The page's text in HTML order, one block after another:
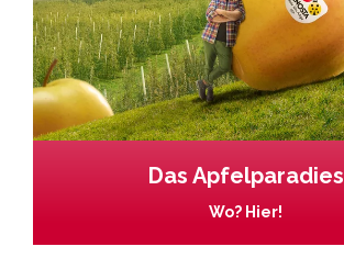
Das Apfelparadies
Wo? Hier!